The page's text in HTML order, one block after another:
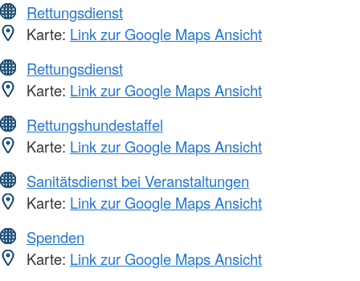
Rettungsdienst
Karte: Link zur Google Maps Ansicht
Rettungsdienst
Karte: Link zur Google Maps Ansicht
Rettungshundestaffel
Karte: Link zur Google Maps Ansicht
Sanitätsdienst bei Veranstaltungen
Karte: Link zur Google Maps Ansicht
Spenden
Karte: Link zur Google Maps Ansicht